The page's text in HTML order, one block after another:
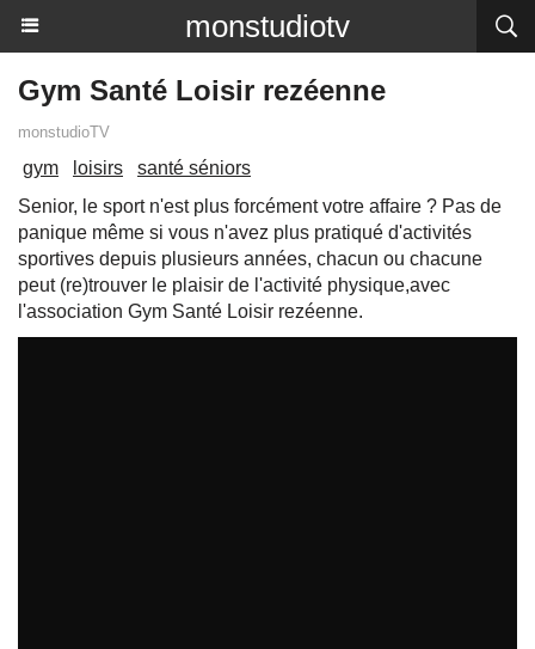
monstudiotv
Gym Santé Loisir rezéenne
monstudioTV
gym loisirs
santé séniors
Senior, le sport n'est plus forcément votre affaire ? Pas de
panique même si vous n'avez plus pratiqué d'activités
sportives depuis plusieurs années, chacun ou chacune
peut (re)trouver le plaisir de l'activité physique,avec
l'association Gym Santé Loisir rezéenne.